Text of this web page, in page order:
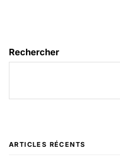
Rechercher
ARTICLES RÉCENTS